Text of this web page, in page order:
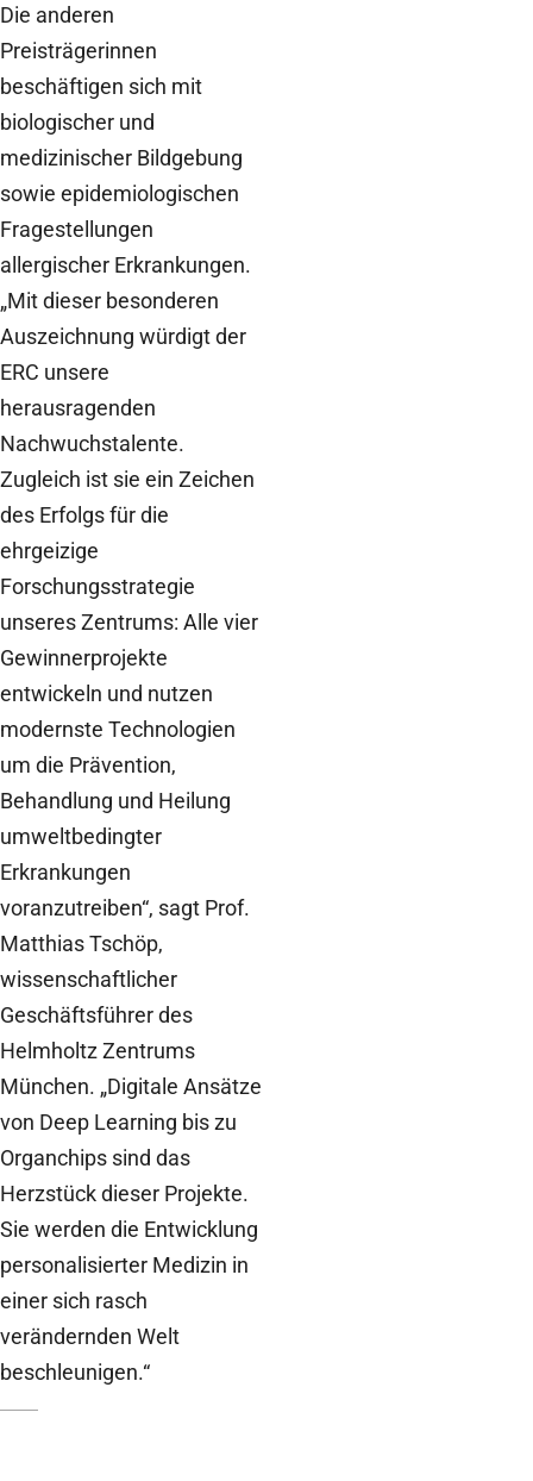
Die anderen
Preisträgerinnen
beschäftigen sich mit
biologischer und
medizinischer Bildgebung
sowie epidemiologischen
Fragestellungen
allergischer Erkrankungen.
„Mit dieser besonderen
Auszeichnung würdigt der
ERC unsere
herausragenden
Nachwuchstalente.
Zugleich ist sie ein Zeichen
des Erfolgs für die
ehrgeizige
Forschungsstrategie
unseres Zentrums: Alle vier
Gewinnerprojekte
entwickeln und nutzen
modernste Technologien
um die Prävention,
Behandlung und Heilung
umweltbedingter
Erkrankungen
voranzutreiben“, sagt Prof.
Matthias Tschöp,
wissenschaftlicher
Geschäftsführer des
Helmholtz Zentrums
München. „Digitale Ansätze
von Deep Learning bis zu
Organchips sind das
Herzstück dieser Projekte.
Sie werden die Entwicklung
personalisierter Medizin in
einer sich rasch
verändernden Welt
beschleunigen.“